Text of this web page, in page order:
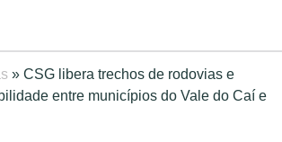
» CSG libera trechos de rodovias e
entre municípios do Vale do Caí e